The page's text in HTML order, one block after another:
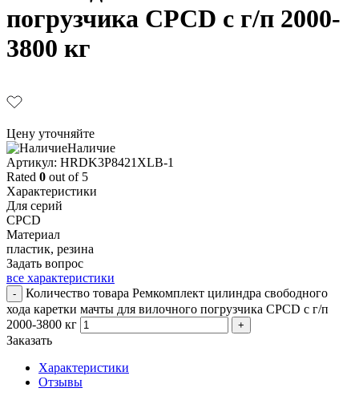
погрузчика CPCD с г/п 2000-
3800 кг
Цену уточняйте
Наличие
Aртикул: HRDK3P8421XLB-1
Rated 0 out of 5
Характеристики
Для серий
CPCD
Материал
пластик, резина
Задать вопрос
все характеристики
-
Количество товара Ремкомплект цилиндра свободного
хода каретки мачты для вилочного погрузчика CPCD с г/п
2000-3800 кг
+
Заказать
Характеристики
Отзывы